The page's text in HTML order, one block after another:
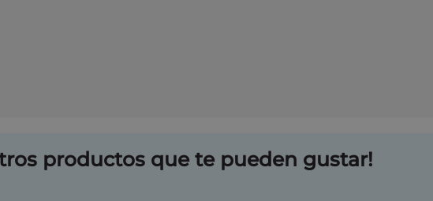
productos que te pueden gustar!